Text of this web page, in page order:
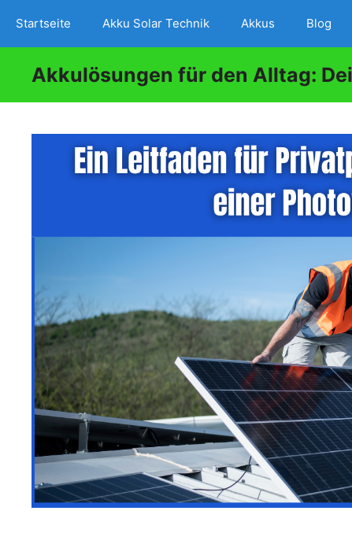
Inhalt
springen
Startseite Akku Solar Technik Akkus Blog
Akkulösungen für den Alltag: